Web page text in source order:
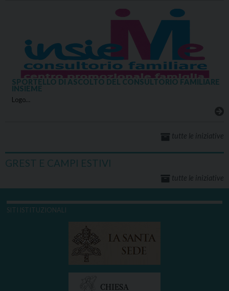
SPORTELLO DI ASCOLTO DEL CONSULTORIO FAMILIARE
INSIEME
Logo…
tutte le iniziative
GREST E CAMPI ESTIVI
tutte le iniziative
SITI ISTITUZIONALI